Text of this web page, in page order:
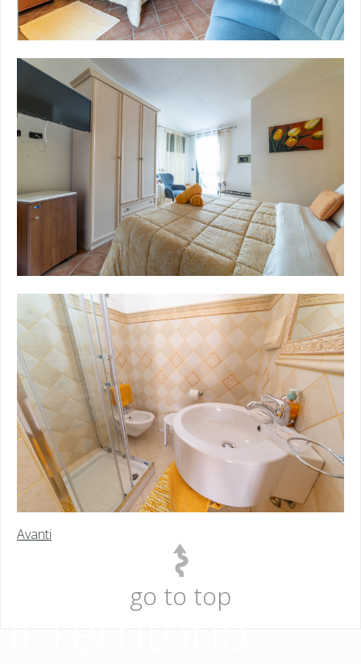
La gustosa colazione è
abbraccio mattutino
prodotti del territorio...
Il Territorio
Avanti
go to top